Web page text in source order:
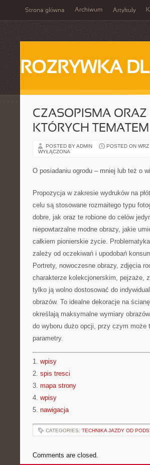
Strona główna Archiwum Artykuły
ROZRYWKA
CZASOPISMA ORAZ
KTÓRYCH
POSTED BY ADMIN POSTED ON
WYŁĄCZONA
O posiadaniu ogrodu – mniej lub też o
Propozycja w zakresie wydruków na
celu są stosowane rozmaitego typu
dobre, jak oraz te robione do celów
niepowtarzalne modne obrazy, jakie
całkiem pionierskie życie.
zależy od oczekiwań i upodobań
Portrety, nowoczesne obrazy, zdjęcia
charakterze kolekcjonerskim, pejzaże,
tylko ją wolno dostosować do
obrazów. To idealne dekoracje na
określają maksymalne wymiary
do wyboru dużo opcji, przy czym może
parametry.
1. wpisy
2. spis tresci
3. mapa strony
4. wpisy
5. nawigacja
CATEGORIES: TECHNIKA JAZDY OD
Comments are closed.